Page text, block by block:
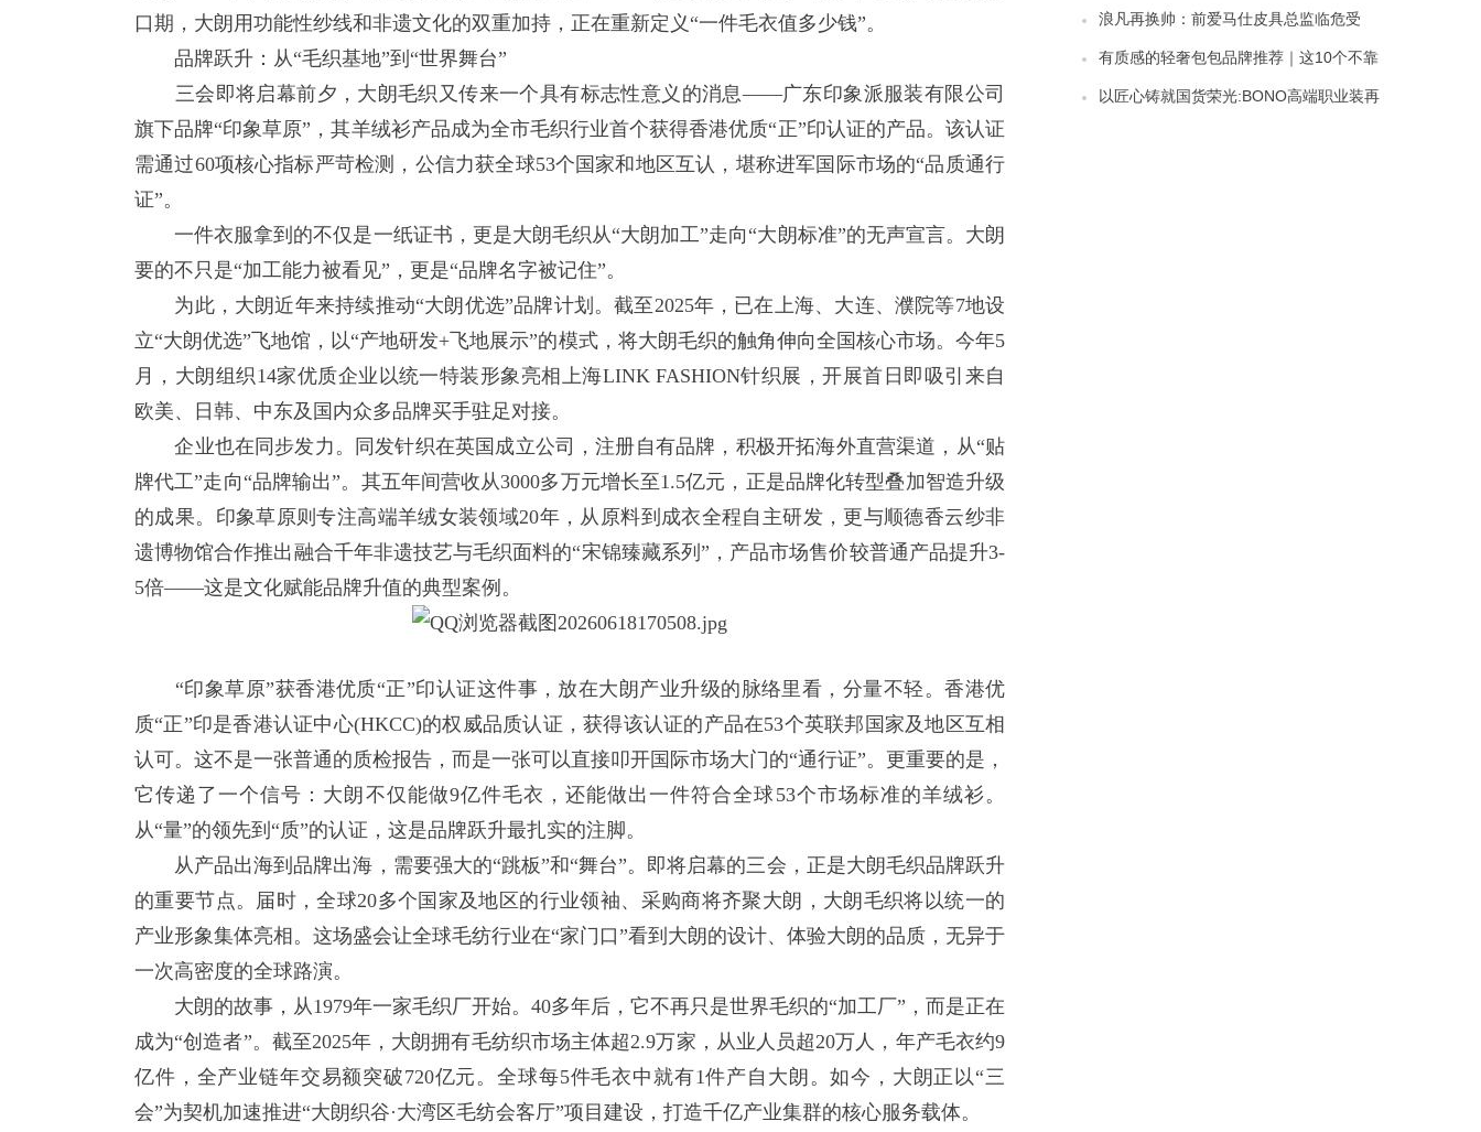
口期，大朗用功能性纱线和非遗文化的双重加持，正在重新定义“一件毛衣值多少钱”。
品牌跃升：从“毛织基地”到“世界舞台”
三会即将启幕前夕，大朗毛织又传来一个具有标志性意义的消息——广东印象派服装有限公司
旗下品牌“印象草原”，其羊绒衫产品成为全市毛织行业首个获得香港优质“正”印认证的产品。该认证
需通过60项核心指标严苛检测，公信力获全球53个国家和地区互认，堪称进军国际市场的“品质通行
证”。
一件衣服拿到的不仅是一纸证书，更是大朗毛织从“大朗加工”走向“大朗标准”的无声宣言。大朗
要的不只是“加工能力被看见”，更是“品牌名字被记住”。
为此，大朗近年来持续推动“大朗优选”品牌计划。截至2025年，已在上海、大连、濮院等7地设
立“大朗优选”飞地馆，以“产地研发+飞地展示”的模式，将大朗毛织的触角伸向全国核心市场。今年5
月，大朗组织14家优质企业以统一特装形象亮相上海LINK FASHION针织展，开展首日即吸引来自
欧美、日韩、中东及国内众多品牌买手驻足对接。
企业也在同步发力。同发针织在英国成立公司，注册自有品牌，积极开拓海外直营渠道，从“贴
牌代工”走向“品牌输出”。其五年间营收从3000多万元增长至1.5亿元，正是品牌化转型叠加智造升级
的成果。印象草原则专注高端羊绒女装领域20年，从原料到成衣全程自主研发，更与顺德香云纱非
遗博物馆合作推出融合千年非遗技艺与毛织面料的“宋锦臻藏系列”，产品市场售价较普通产品提升3-
5倍——这是文化赋能品牌升值的典型案例。
“印象草原”获香港优质“正”印认证这件事，放在大朗产业升级的脉络里看，分量不轻。香港优
质“正”印是香港认证中心(HKCC)的权威品质认证，获得该认证的产品在53个英联邦国家及地区互相
认可。这不是一张普通的质检报告，而是一张可以直接叩开国际市场大门的“通行证”。更重要的是，
它传递了一个信号：大朗不仅能做9亿件毛衣，还能做出一件符合全球53个市场标准的羊绒衫。
从“量”的领先到“质”的认证，这是品牌跃升最扎实的注脚。
从产品出海到品牌出海，需要强大的“跳板”和“舞台”。即将启幕的三会，正是大朗毛织品牌跃升
的重要节点。届时，全球20多个国家及地区的行业领袖、采购商将齐聚大朗，大朗毛织将以统一的
产业形象集体亮相。这场盛会让全球毛纺行业在“家门口”看到大朗的设计、体验大朗的品质，无异于
一次高密度的全球路演。
大朗的故事，从1979年一家毛织厂开始。40多年后，它不再只是世界毛织的“加工厂”，而是正在
成为“创造者”。截至2025年，大朗拥有毛纺织市场主体超2.9万家，从业人员超20万人，年产毛衣约9
亿件，全产业链年交易额突破720亿元。全球每5件毛衣中就有1件产自大朗。如今，大朗正以“三
会”为契机加速推进“大朗织谷·大湾区毛纺会客厅”项目建设，打造千亿产业集群的核心服务载体。
亏，恶意退货绝非“薅羊毛”
蓄势，供需趋紧预期能否打破淡季僵局？
浪凡再换帅：前爱马仕皮具总监临危受
命，百年时装屋的复兴赌注
有质感的轻奢包包品牌推荐｜这10个不靠
Logo撑场面的女包，越看越耐看
以匠心铸就国货荣光:BONO高端职业装再